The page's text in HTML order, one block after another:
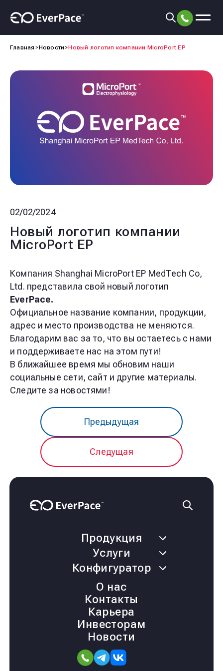
Главная Новости Новый логотип компании MicroPort EP
02/02/2024
Новый логотип компании
MicroPort EP
Компания Shanghai MicroPort EP MedTech Co,
Ltd. представила свой новый логотип
EverPace.
Официальное название компании, продукции,
адрес и место производства не меняются.
Благодарим вас за то, что вы остаетесь с нами
и поддерживаете нас на этом пути!
В ближайшее время мы обновим наши
социальные сети, сайт и другие материалы.
Следите за новостями!
Предыдущая
Следущая
Продукция
Услуги
Конфигуратор
О нас
Контакты
Карьера
Инвесторам
Новости